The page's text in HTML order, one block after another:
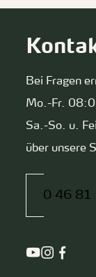
Bei Fragen
Mo.-Fr.
Sa.-So. u.
über unsere
0 46 81